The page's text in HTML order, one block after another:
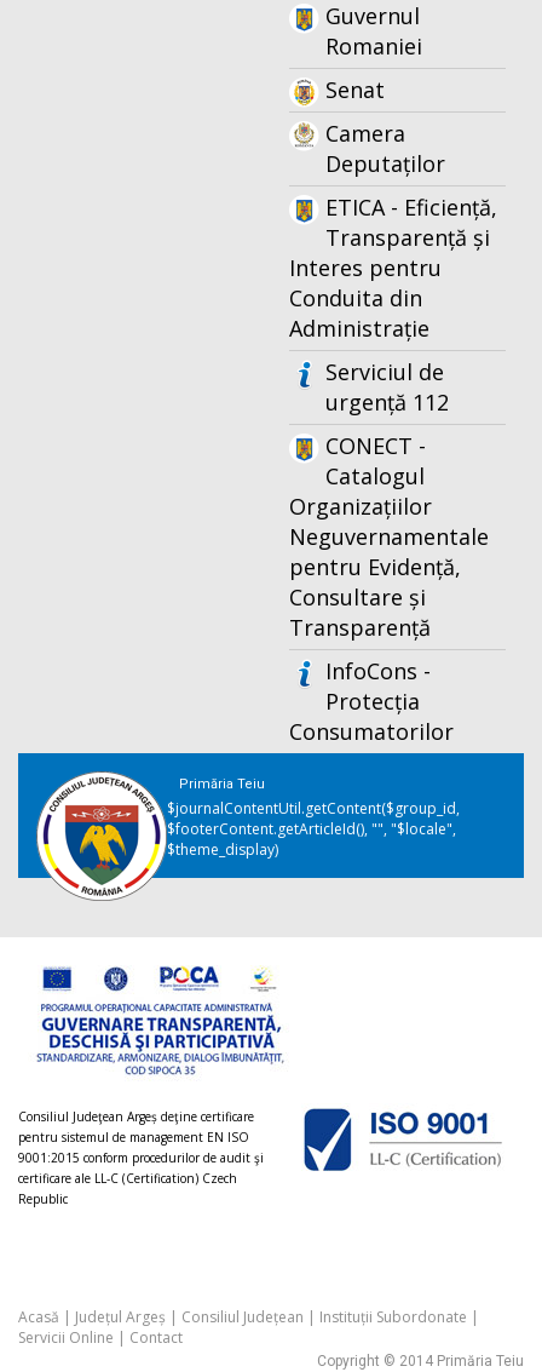
Guvernul
Romaniei
Senat
Camera
Deputaților
ETICA - Eficiență,
Transparență și
Interes pentru
Conduita din
Administrație
Serviciul de
urgență 112
CONECT -
Catalogul
Organizațiilor
Neguvernamentale
pentru Evidență,
Consultare și
Transparență
InfoCons -
Protecția
Consumatorilor
Primăria Teiu
$journalContentUtil.getContent($group_id,
$footerContent.getArticleId(), "", "$locale",
$theme_display)
Consiliul Judeţean Argeș deţine certificare
pentru sistemul de management EN ISO
9001:2015 conform procedurilor de audit şi
certificare ale LL-C (Certification) Czech
Republic
Acasă | Județul Argeș | Consiliul Județean | Instituții Subordonate |
Servicii Online | Contact
Copyright © 2014 Primăria Teiu